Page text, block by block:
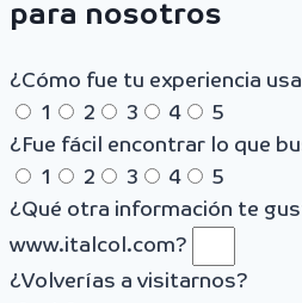
para nosotros
¿Cómo fue tu experiencia
1
2 3 4
5
¿Fue fácil encontrar lo que
1
2 3 4
5
¿Qué otra información te
www.italcol.com?
¿Volverías a visitarnos?